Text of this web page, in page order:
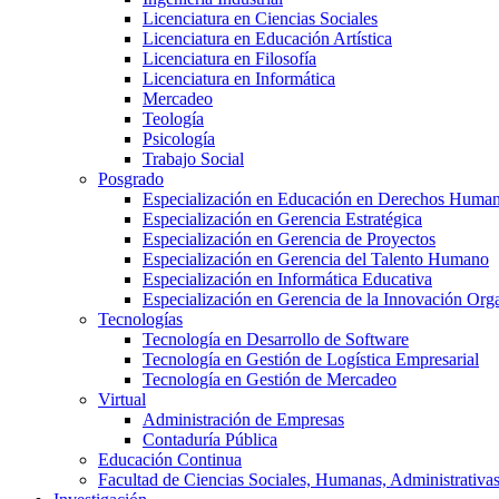
Licenciatura en Ciencias Sociales
Licenciatura en Educación Artística
Licenciatura en Filosofía
Licenciatura en Informática
Mercadeo
Teología
Psicología
Trabajo Social
Posgrado
Especialización en Educación en Derechos
Especialización en Gerencia Estratégica
Especialización en Gerencia de Proyectos
Especialización en Gerencia del Talento Humano
Especialización en Informática Educativa
Especialización en Gerencia de la Innovación
Tecnologías
Tecnología en Desarrollo de Software
Tecnología en Gestión de Logística Empresarial
Tecnología en Gestión de Mercadeo
Virtual
Administración de Empresas
Contaduría Pública
Educación Continua
Facultad de Ciencias Sociales, Humanas,